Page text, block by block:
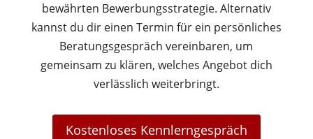
bewährten Bewerbungsstrategie. Alternativ
kannst du dir einen Termin für ein persönliches
Beratungsgespräch vereinbaren, um
gemeinsam zu klären, welches Angebot dich
verlässlich weiterbringt.
Kostenloses Kennlerngespräch